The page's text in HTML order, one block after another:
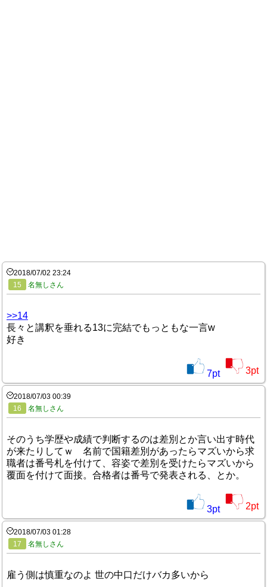
2018/07/02 23:24
15
名無しさん
>>14
長々と講釈を垂れる13に完結でもっともな一言w
好き
7pt 3pt
2018/07/03 00:39
16
名無しさん
そのうち学歴や成績で判断するのは差別とか言い出す時代
が来たりしてｗ 名前で国籍差別があったらマズいから求
職者は番号札を付けて、容姿で差別を受けたらマズいから
覆面を付けて面接。合格者は番号で発表される、とか。
3pt 2pt
2018/07/03 01:28
17
名無しさん
雇う側は慎重なのよ 世の中口だけバカ多いから